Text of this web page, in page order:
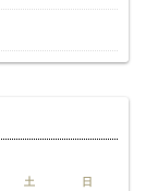
土 日